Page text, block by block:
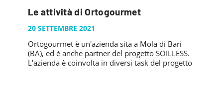
Le attività di Ortogourmet
20 SETTEMBRE 2021
Ortogourmet è un'azienda sita a Mola di Bari
(BA), ed è anche partner del progetto SOILLESS.
L'azienda è coinvolta in diversi task del progetto